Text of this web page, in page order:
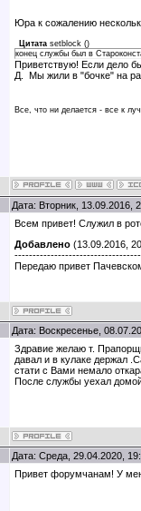
Юра к сожалению
Цитата setblock ()
конец службы был в
Приветствую! Если дело
Д. Мы жили в "бочке" на
Все, что ни делается - все к
Дата: Вторник, 13.09.2016,
Всем привет! Служил в
Добавлено (13.09.2016,
Передаю привет
Дата: Воскресенье,
Здравие желаю т.
давал и в кулаке держал
стати с Вами немало
После службы уехал
Дата: Среда, 29.04.2020,
Привет форумчанам! У